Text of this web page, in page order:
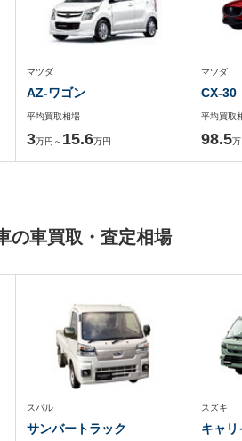
マツダ
AZ-ワゴン
平均買取相場
3万円～ 15.6万円
マツダ
CX-30
平均買取
98.5万
の車買取・査定相場
スバル
サンバートラック
スズキ
キャリ